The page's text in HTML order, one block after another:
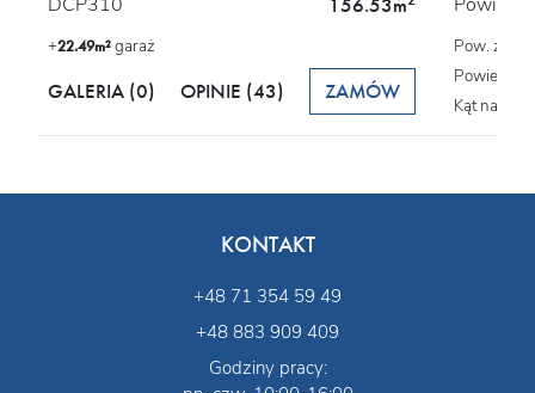
156.53m
+22.49m²garaż
GALERIA (0) OPINIE (43) ZAMÓW
Pow.
Kąt
KONTAKT
+48 71 354 59 49
+48 883 909 409
Godziny pracy: